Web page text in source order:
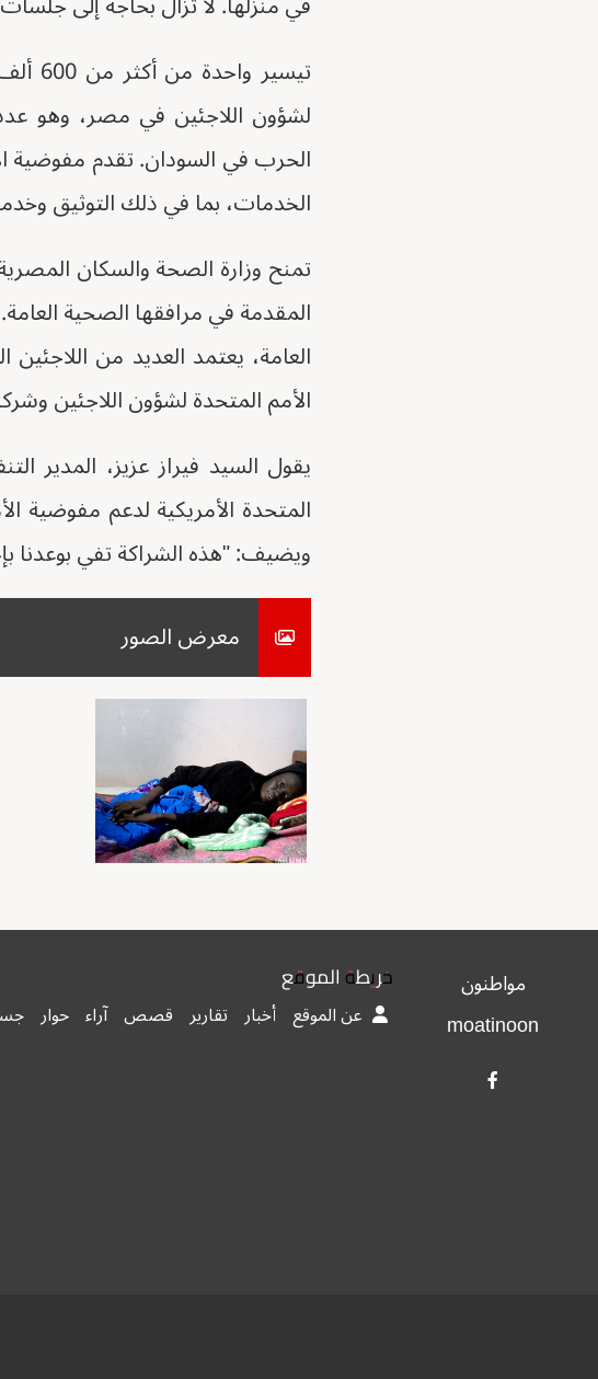
لشؤون اللاجئين في مصر، وهو
الحرب في السودان. تقدم مفوضية
الخدمات، بما في ذلك التوثيق
تمنح وزارة الصحة والسكان
المقدمة في مرافقها الصحية
العامة، يعتمد العديد من
الأمم المتحدة لشؤون اللاجئين
يقول السيد فيراز عزيز، المدير
المتحدة الأمريكية لدعم مفوضية
ويضيف: "هذه الشراكة تفي بوعدنا
معرض الصور
مواطنون
moatinoon
خريطة الموقع
عن الموقع أخبار تقارير قصص آراء حوار